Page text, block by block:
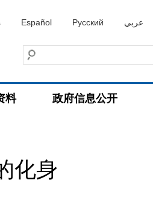
Español Русский عربي
料 政府信息公开
化身